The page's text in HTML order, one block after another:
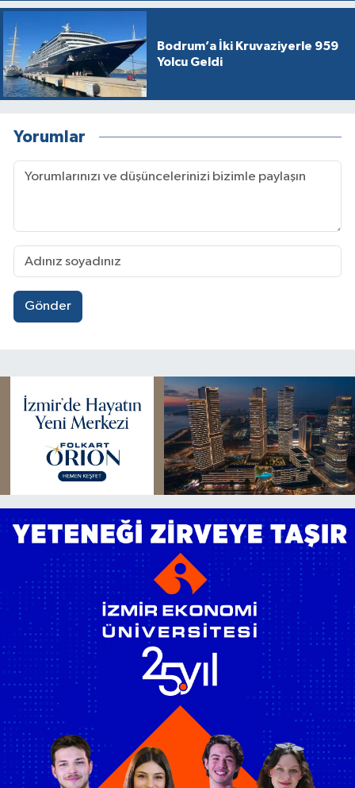
Bodrum’a İki Kruvaziyerle 959
Yolcu Geldi
Yorumlar
Gönder